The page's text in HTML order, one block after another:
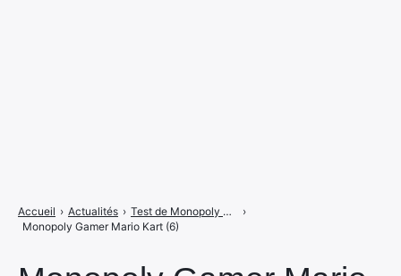
Accueil › Actualités › Test de Monopoly Gamer Mario Kart : le jeu de kart servi sur un plateau
›
Monopoly Gamer Mario Kart (6)